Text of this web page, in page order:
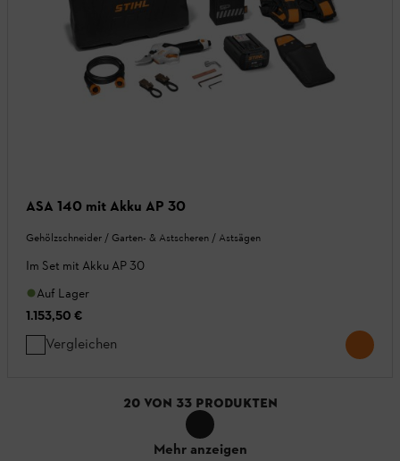
ASA 140 mit Akku AP 30
Gehölzschneider / Garten- & Astscheren / Astsägen
Im Set mit Akku AP 30
Auf Lager
1.153,50 €
Vergleichen
20 VON 33 PRODUKTEN
Mehr anzeigen